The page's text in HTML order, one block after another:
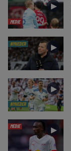
MEDIE
►
NYHEDER ►
NYHEDER
►
MEDIE ►